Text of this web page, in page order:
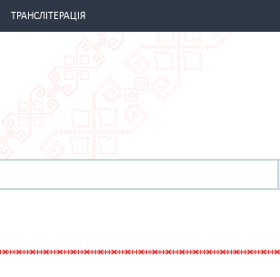
ТРАНСЛІТЕРАЦІЯ